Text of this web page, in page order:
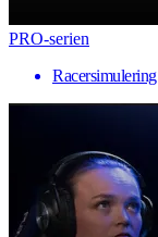
PRO-serien
Racersimulering